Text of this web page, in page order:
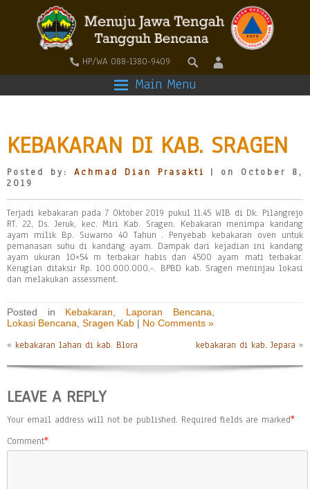
HP/WA 088-1380-9409
Main Menu
KEBAKARAN DI KAB. SRAGEN
Posted by: Achmad Dian Prasakti
| on October 8,
2019
Terjadi kebakaran pada 7 Oktober 2019 pukul 11.45 WIB di Dk. Pilangrejo
RT. 22, Ds. Jeruk, kec. Miri Kab. Sragen. Kebakaran menimpa kandang
ayam milik Bp. Suwarno 40 Tahun . Penyebab kebakaran oven untuk
pemanasan suhu di kandang ayam. Dampak dari kejadian ini kandang
ayam ukuran 10×54 m terbakar habis dan 4500 ayam mati terbakar.
Kerugian ditaksir Rp. 100.000.000,-. BPBD kab. Sragen meninjau lokasi
dan melakukan assessment.
Posted in Kebakaran Laporan Bencana
Lokasi Bencana Sragen Kab | No Comments »
« kebakaran lahan di kab. Blora kebakaran di kab. Jepara »
LEAVE A REPLY
Your email address will not be published. Required fields are marked*
Comment*